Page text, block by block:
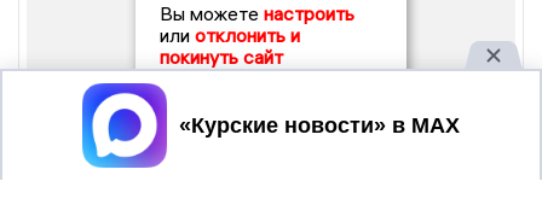
Вы можете настроить
или отклонить и
покинуть сайт
Принять